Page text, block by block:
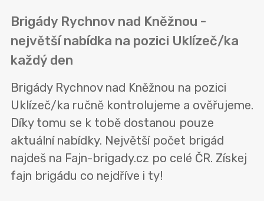
Brigády Rychnov nad Kněžnou -
největší nabídka na pozici Uklízeč/ka
každý den
Brigády Rychnov nad Kněžnou na pozici
Uklízeč/ka ručně kontrolujeme a ověřujeme.
Díky tomu se k tobě dostanou pouze
aktuální nabídky. Největší počet brigád
najdeš na Fajn-brigady.cz po celé ČR. Získej
fajn brigádu co nejdříve i ty!